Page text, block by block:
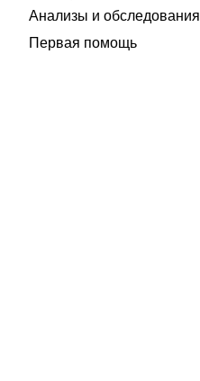
Анализы и обследования
Первая помощь